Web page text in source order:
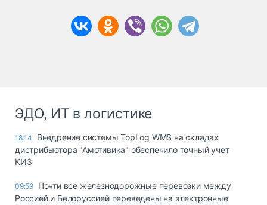
ЭДО, ИТ в логистике
18:14
Внедрение системы TopLog WMS на складах
дистрибьютора "Амотивика" обеспечило точный учет
КИЗ
09:59 Почти все железнодорожные перевозки между
Россией и Белоруссией переведены на электронные